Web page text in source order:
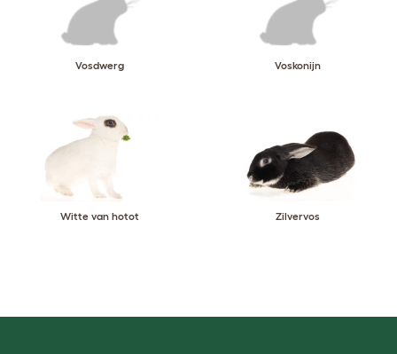
Vosdwerg Voskonijn
Witte van hotot Zilvervos